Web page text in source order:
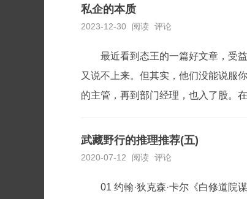
私企的本质
2023-12-30 阅读 评论
最近看到态王的一篇好文章，受
又说不上来。但其实，他们没能说服
的主管，再到部门经理，也入了股。
武藏野行的推理推荐(五)
2020-07-12 阅读 评论
01 约翰·狄克森·卡尔《白修道